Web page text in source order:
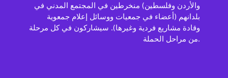
والأردن وفلسطين) منخرطين في المجتمع المدني في
بلدانهم (أعضاء في جمعيات ووسائل إعلام جمعوية
وقادة مشاريع فردية وغيرها). سيشاركون في كل مرحلة
من مراحل الحملة.